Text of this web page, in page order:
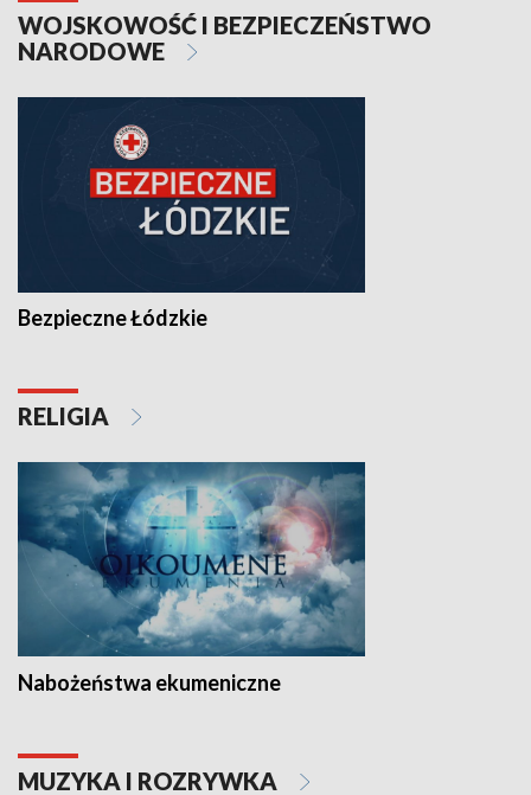
WOJSKOWOŚĆ I BEZPIECZEŃSTWO
NARODOWE
Bezpieczne Łódzkie
RELIGIA
Nabożeństwa ekumeniczne
MUZYKA I ROZRYWKA